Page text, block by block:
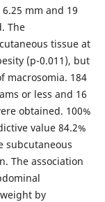
mm and 19
The
tissue at
(p-0.011), but
macrosomia. 184
or less and 16
obtained. 100%
value 84.2%
subcutaneous
The association
by